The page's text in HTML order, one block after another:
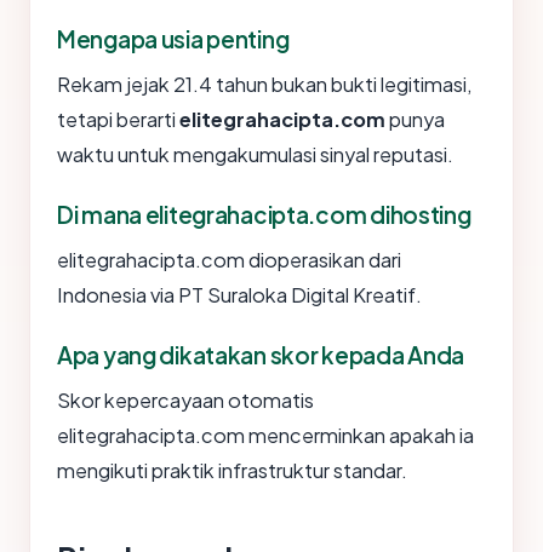
Mengapa usia penting
Rekam jejak 21.4 tahun bukan bukti legitimasi,
tetapi berartielitegrahacipta.compunya
waktu untuk mengakumulasi sinyal reputasi.
Di mana elitegrahacipta.com dihosting
elitegrahacipta.com dioperasikan dari
Indonesia via PT Suraloka Digital Kreatif.
Apa yang dikatakan skor kepada Anda
Skor kepercayaan otomatis
elitegrahacipta.com mencerminkan apakah ia
mengikuti praktik infrastruktur standar.